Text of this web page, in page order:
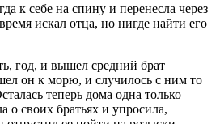
к себе на спину и перенесла через
искал отца, но нигде найти его
год, и вышел средний брат
он к морю, и случилось с ним то
теперь дома одна только
о своих братьях и упросила,